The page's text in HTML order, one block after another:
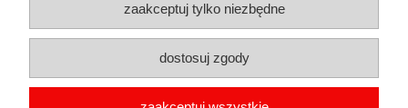
Płatności i dostawa
Informacje
zaakceptuj tylko niezbędne
dostosuj zgody